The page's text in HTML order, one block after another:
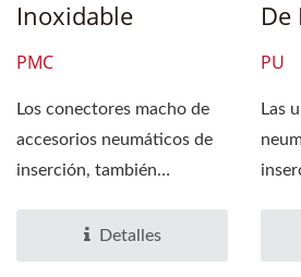
Inoxidable
PMC
Los conectores macho de
accesorios neumáticos de
inserción, también
accesorios...Detalles
De
PU
Las